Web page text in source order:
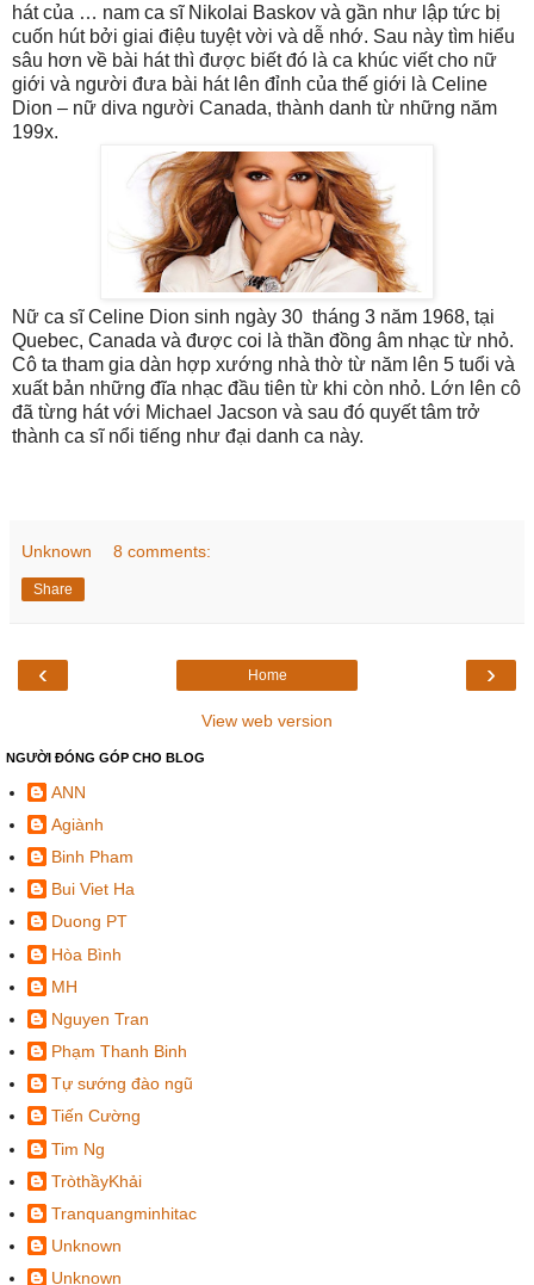
hát của … nam ca sĩ Nikolai Baskov và gần như lập tức bị
cuốn hút bởi giai điệu tuyệt vời và dễ nhớ. Sau này tìm hiểu
sâu hơn về bài hát thì được biết đó là ca khúc viết cho nữ
giới và người đưa bài hát lên đỉnh của thế giới là Celine
Dion – nữ diva người Canada, thành danh từ những năm
199x.
Nữ ca sĩ Celine Dion sinh ngày 30 tháng 3 năm 1968, tại
Quebec, Canada và được coi là thần đồng âm nhạc từ nhỏ.
Cô ta tham gia dàn hợp xướng nhà thờ từ năm lên 5 tuổi và
xuất bản những đĩa nhạc đầu tiên từ khi còn nhỏ. Lớn lên cô
đã từng hát với Michael Jacson và sau đó quyết tâm trở
thành ca sĩ nổi tiếng như đại danh ca này.
Unknown 8 comments:
Share
‹ ›
Home
View web version
NGƯỜI ĐÓNG GÓP CHO BLOG
ANN
Agiành
Binh Pham
Bui Viet Ha
Duong PT
Hòa Bình
MH
Nguyen Tran
Phạm Thanh Binh
Tự sướng đào ngũ
Tiến Cường
Tim Ng
TròthầyKhải
Tranquangminhitac
Unknown
Unknown